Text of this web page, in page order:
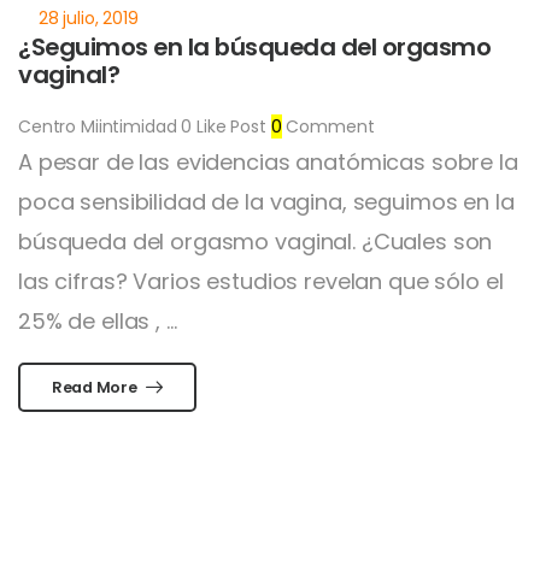
¿Seguimos en la búsqueda del orgasmo
vaginal?
Centro Miintimidad 0 Like Post 0 Comment
A pesar de las evidencias anatómicas sobre la
poca sensibilidad de la vagina, seguimos en la
búsqueda del orgasmo vaginal. ¿Cuales son
las cifras? Varios estudios revelan que sólo el
25% de ellas , ...
Read More